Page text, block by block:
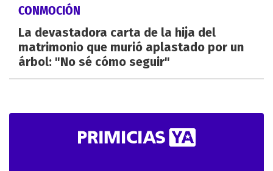
CONMOCIÓN
La devastadora carta de la hija del
matrimonio que murió aplastado por un
árbol: "No sé cómo seguir"